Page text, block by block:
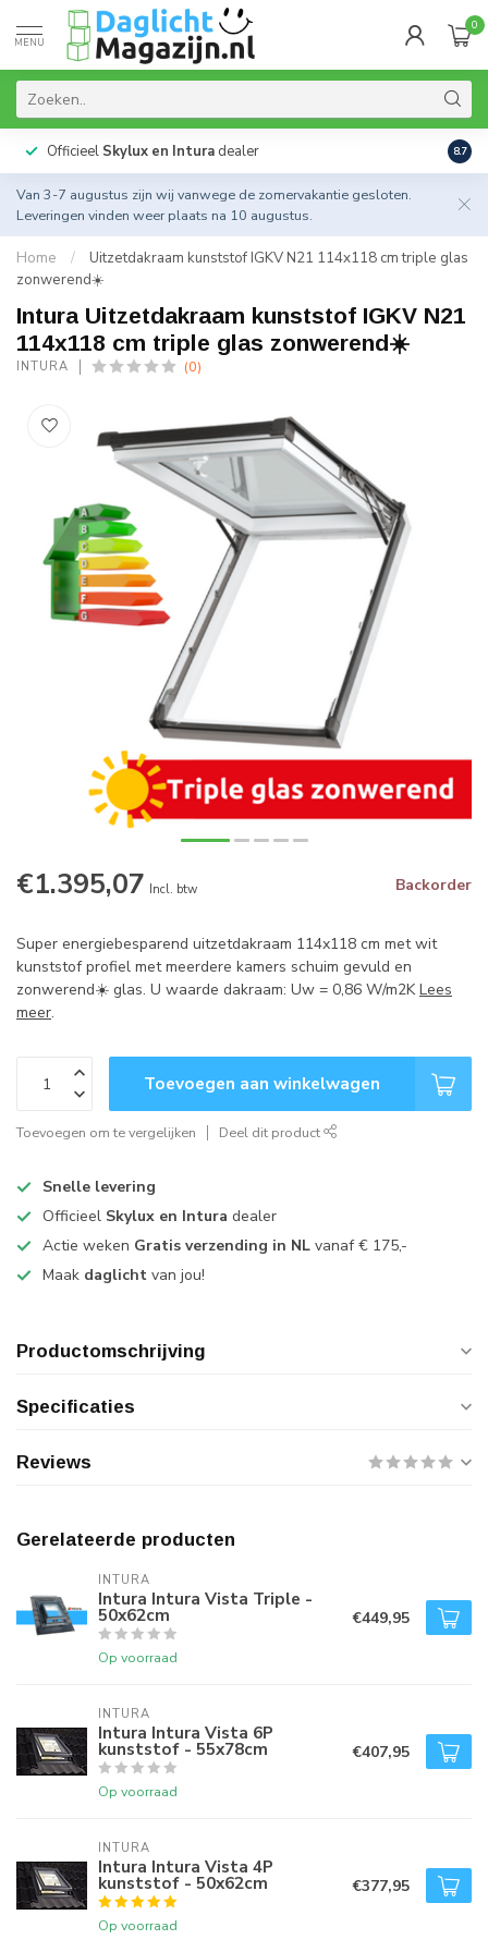
MENU
0
Officieel Skylux en Intura dealer 8.7
Van 3-7 augustus zijn wij vanwege de zomervakantie gesloten.
Leveringen vinden weer plaats na 10 augustus.
Home /
Uitzetdakraam kunststof IGKV N21 114x118 cm triple glas
zonwerend☀️
Intura Uitzetdakraam kunststof IGKV N21
114x118 cm triple glas zonwerend☀️
INTURA (0)
€1.395,07 Incl. btw Backorder
Super energiebesparend uitzetdakraam 114x118 cm met wit
kunststof profiel met meerdere kamers schuim gevuld en
zonwerend☀️ glas. U waarde dakraam: Uw = 0,86 W/m2KLees
meer.
Toevoegen aan winkelwagen
Toevoegen om te vergelijken Deel dit product
Snelle levering
Officieel Skylux en Intura dealer
Actie weken Gratis verzending in NL vanaf € 175,-
Maak daglicht van jou!
Productomschrijving
Specificaties
Reviews
Gerelateerde producten
INTURA
Intura Intura Vista Triple -
50x62cm
Op voorraad
€449,95
INTURA
Intura Intura Vista 6P
kunststof - 55x78cm
Op voorraad
€407,95
INTURA
Intura Intura Vista 4P
kunststof - 50x62cm
Op voorraad
€377,95